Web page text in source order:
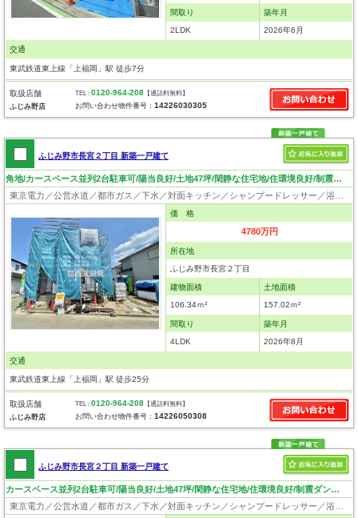
間取り
2LDK
築年月
2026年6月
交通
東武鉄道東上線「上福岡」駅 徒歩7分
取扱店舗
ふじみ野店
TEL :0120-964-208 【通話料無料】
お問い合わせ物件番号：14226030305
ふじみ野市長宮２丁目 新築一戸建て
角地/カースペース並列2台駐車可/陽当良好/土地47坪/閑静な住宅地/住環境良好/制震ダンパー
価 格
4780万円
所在地
ふじみ野市長宮２丁目
建物面積
106.34ｍ²
土地面積
157.02ｍ²
間取り
4LDK
築年月
2026年8月
交通
東武鉄道東上線「上福岡」駅 徒歩25分
取扱店舗
ふじみ野店
TEL :0120-964-208 【通話料無料】
お問い合わせ物件番号：14226050308
ふじみ野市長宮２丁目 新築一戸建て
カースペース並列2台駐車可/陽当良好/土地47坪/閑静な住宅地/住環境良好/制震ダンパー